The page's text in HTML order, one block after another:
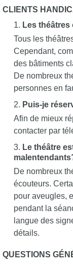
CLIENTS
Les
Tous les
Cependant,
des bâtiments
De nombreux
personnes en
Puis-je
Afin de mieux
contacter par
Le théâtre
De nombreux
écouteurs.
pour aveugles,
pendant la
langue des
détails.
QUESTIONS